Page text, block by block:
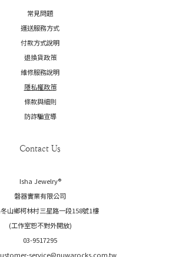
常見問題
運送服務方式
付款方式說明
退換貨政策
維修服務說明
隱私權政策
條款與細則
防詐騙宣導
Contact Us
Isha Jewelry®️
磐器實業有限公司
山鄉柯林村三星路一段158號1樓
(工作室恕不對外開放)
03-9517295
service@nuwarocks.com.tw